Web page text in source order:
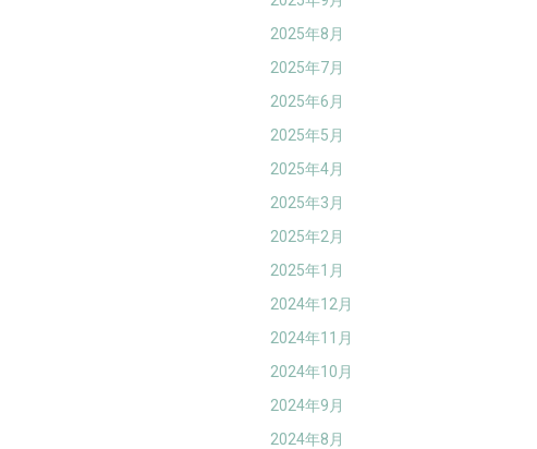
2025年8月
2025年7月
2025年6月
2025年5月
2025年4月
2025年3月
2025年2月
2025年1月
2024年12月
2024年11月
2024年10月
2024年9月
2024年8月